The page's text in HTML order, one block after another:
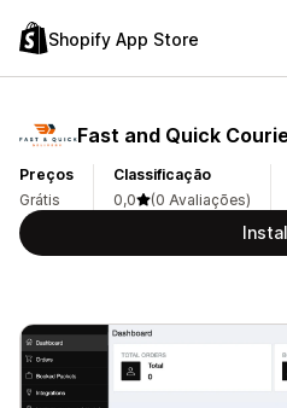
Shopify App Store
Fast and Quick
Preços
Grátis
Classificação
0,0
(0 Avaliações)